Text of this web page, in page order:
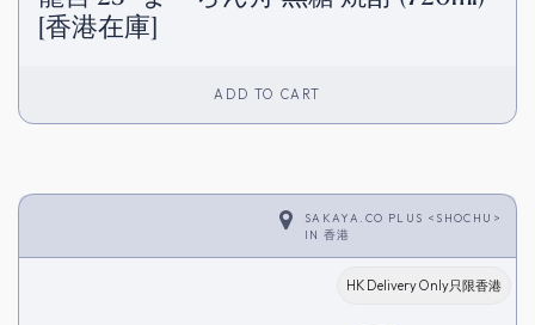
[香港在庫]
ADD TO CART
SAKAYA.CO PLUS <SHOCHU>
IN 香港
HK Delivery Only只限香港